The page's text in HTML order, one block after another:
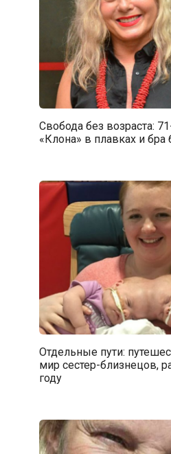
Свобода без возраста:
«Клона» в плавках и бра
Отдельные пути:
мир сестер-близнецов,
году